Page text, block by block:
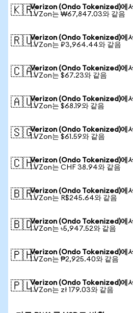
🇰🇷Verizon (Ondo Tokenized)에
1 VZon는 ₩67,847.03와 같음
🇷🇺Verizon (Ondo Tokenized)에
1 VZon는 ₽3,964.44와 같음
🇨🇦Verizon (Ondo Tokenized)에
1 VZon는 $67.23와 같음
🇦🇺Verizon (Ondo Tokenized)에
1 VZon는 $68.19와 같음
🇸🇬Verizon (Ondo Tokenized)에
1 VZon는 $61.59와 같음
🇨🇭Verizon (Ondo Tokenized)에
1 VZon는 CHF 38.94와 같음
🇧🇷Verizon (Ondo Tokenized)에
1 VZon는 R$245.64와 같음
🇧🇩Verizon (Ondo Tokenized)에
1 VZon는 ৳5,947.52와 같음
🇵🇭Verizon (Ondo Tokenized)에
1 VZon는 ₱2,925.40와 같음
🇵🇱Verizon (Ondo Tokenized)에서
1 VZon는 zł 179.03와 같음